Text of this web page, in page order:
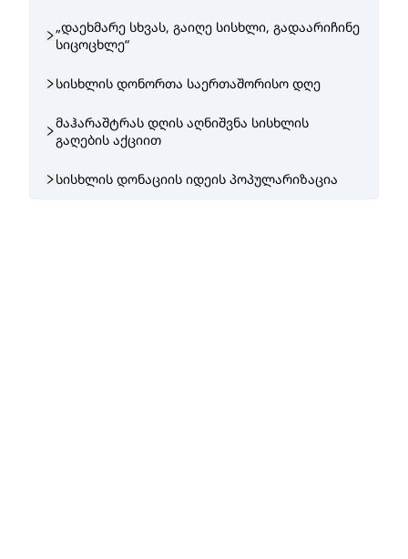
„დაეხმარე სხვას, გაიღე სისხლი, გადაარიჩინე
სიცოცხლე“
სისხლის დონორთა საერთაშორისო დღე
მაჰარაშტრას დღის აღნიშვნა სისხლის
გაღების აქციით
სისხლის დონაციის იდეის პოპულარიზაცია